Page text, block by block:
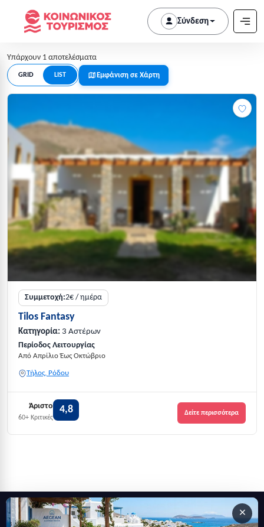
Σύνδεση
Υπάρχουν 1 αποτελέσματα
GRID LIST Εμφάνιση σε Χάρτη
Συμμετοχή:2€ / ημέρα
Tilos Fantasy
Κατηγορία: 3 Αστέρων
Περίοδος Λειτουργίας
Από Απρίλιο Έως Οκτώβριο
Τήλος, Ρόδου
Άριστο
60+ Κριτικές
4,8 Δείτε περισσότερα
×